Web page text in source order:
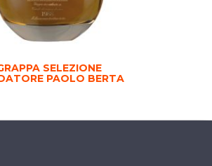
SELEZIONE
PAOLO BERTA